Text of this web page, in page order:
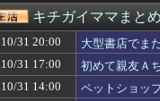
【Kindle漫画セール】塀内
実母が作ったおはぎを見た
児童相談所の前に子供を放
私の気遣いに対して旦那は
【真の敵】20年近く口答え
結婚前提で同棲してた恋人
キチガイママまと
10/31 20:00
大型書店でま
10/31 17:00
初めて親友Ａ
10/31 14:00
ペットショッ